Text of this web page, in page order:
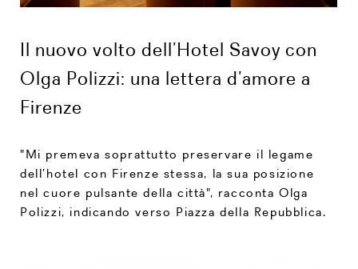
Il nuovo volto dell’Hotel Savoy con
Olga Polizzi: una lettera d’amore a
Firenze
"Mi premeva soprattutto preservare il legame
dell’hotel con Firenze stessa, la sua posizione
nel cuore pulsante della città", racconta Olga
Polizzi, indicando verso Piazza della Repubblica.